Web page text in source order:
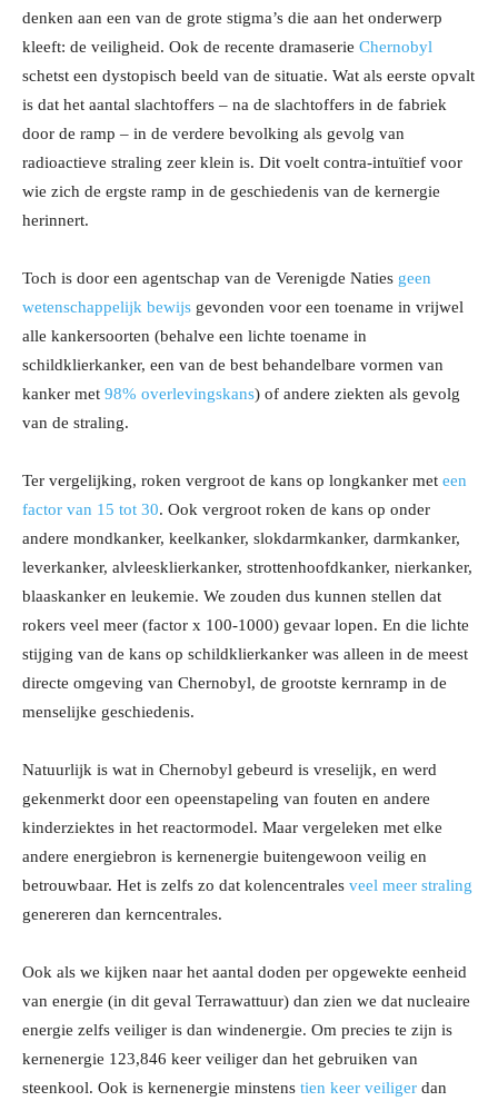
denken aan een van de grote stigma’s die aan het onderwerp
kleeft: de veiligheid. Ook de recente dramaserie Chernobyl
schetst een dystopisch beeld van de situatie. Wat als eerste opvalt
is dat het aantal slachtoffers – na de slachtoffers in de fabriek
door de ramp – in de verdere bevolking als gevolg van
radioactieve straling zeer klein is. Dit voelt contra-intuïtief voor
wie zich de ergste ramp in de geschiedenis van de kernergie
herinnert.
Toch is door een agentschap van de Verenigde Naties geen
wetenschappelijk bewijs gevonden voor een toename in vrijwel
alle kankersoorten (behalve een lichte toename in
schildklierkanker, een van de best behandelbare vormen van
kanker met 98% overlevingskans) of andere ziekten als gevolg
van de straling.
Ter vergelijking, roken vergroot de kans op longkanker met een
factor van 15 tot 30. Ook vergroot roken de kans op onder
andere mondkanker, keelkanker, slokdarmkanker, darmkanker,
leverkanker, alvleesklierkanker, strottenhoofdkanker, nierkanker,
blaaskanker en leukemie. We zouden dus kunnen stellen dat
rokers veel meer (factor x 100-1000) gevaar lopen. En die lichte
stijging van de kans op schildklierkanker was alleen in de meest
directe omgeving van Chernobyl, de grootste kernramp in de
menselijke geschiedenis.
Natuurlijk is wat in Chernobyl gebeurd is vreselijk, en werd
gekenmerkt door een opeenstapeling van fouten en andere
kinderziektes in het reactormodel. Maar vergeleken met elke
andere energiebron is kernenergie buitengewoon veilig en
betrouwbaar. Het is zelfs zo dat kolencentrales veel meer straling
genereren dan kerncentrales.
Ook als we kijken naar het aantal doden per opgewekte eenheid
van energie (in dit geval Terrawattuur) dan zien we dat nucleaire
energie zelfs veiliger is dan windenergie. Om precies te zijn is
kernenergie 123,846 keer veiliger dan het gebruiken van
steenkool. Ook is kernenergie minstens tien keer veiliger dan